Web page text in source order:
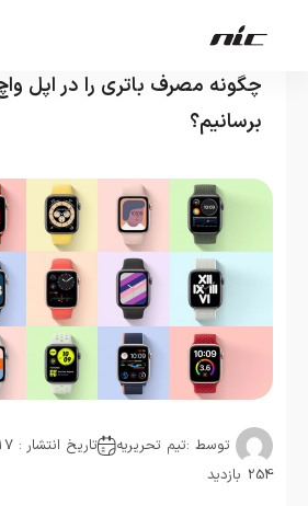
چگونه مصرف باتری را در اپل
برسانیم؟
توسط :تیم تحریریه تاریخ انتشار : 2017-09-25
254 بازدید